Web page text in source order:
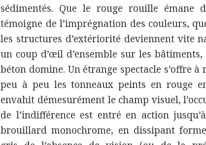
sédimentés. Que le rouge rouille émane
témoigne de l’imprégnation des couleurs,
les structures d’extériorité deviennent vite
un coup d’œil d’ensemble sur les
béton domine. Un étrange spectacle s’offre à
peu à peu les tonneaux peints en rouge
envahit démesurément le champ visuel,
de l’indifférence est entré en action
brouillard monochrome, en dissipant